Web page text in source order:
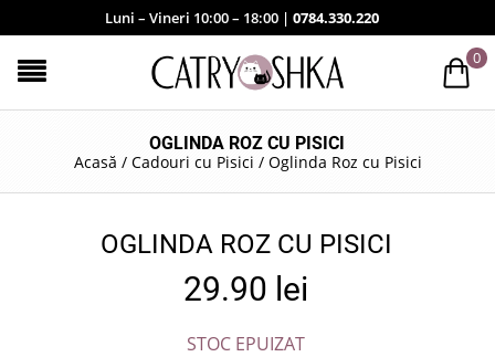
Luni – Vineri 10:00 – 18:00 | 0784.330.220
0
OGLINDA ROZ CU PISICI
Acasă / Cadouri cu Pisici / Oglinda Roz cu Pisici
OGLINDA ROZ CU PISICI
29.90 lei
STOC EPUIZAT